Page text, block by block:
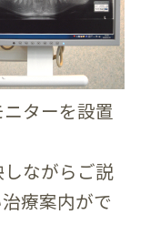
ターを設置
ながらご説
療案内がで